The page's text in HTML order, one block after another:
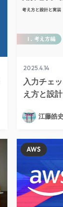
2025.4.14
入力チェ
え方と設
江藤皓史
AWS